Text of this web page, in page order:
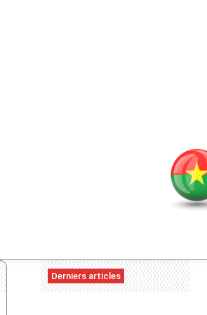
Derniers articles